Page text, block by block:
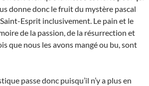
donne donc le fruit du mystère pascal
Esprit inclusivement. Le pain et le
de la passion, de la résurrection et
que nous les avons mangé ou bu, sont
passe donc puisqu’il n’y a plus en